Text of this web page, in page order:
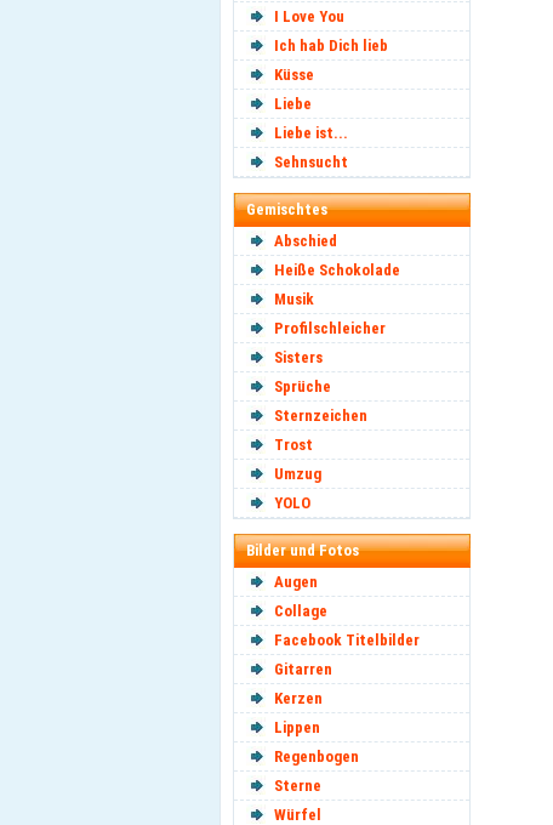
I Love You
Ich hab Dich lieb
Küsse
Liebe
Liebe ist...
Sehnsucht
Gemischtes
Abschied
Heiße Schokolade
Musik
Profilschleicher
Sisters
Sprüche
Sternzeichen
Trost
Umzug
YOLO
Bilder und Fotos
Augen
Collage
Facebook Titelbilder
Gitarren
Kerzen
Lippen
Regenbogen
Sterne
Würfel